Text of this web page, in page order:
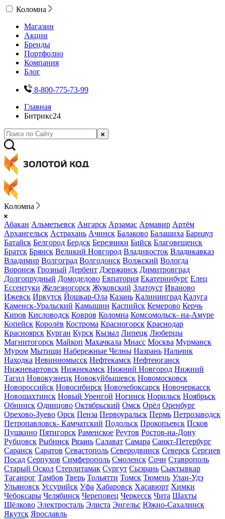
Коломна
Магазин
Акции
Бренды
Портфолио
Компания
Блог
8-800-775-73-99
Главная
Битрикс24
Коломна
Абакан Альметьевск Ангарск Арзамас Армавир Артём
Архангельск Астрахань Ачинск Балаково Балашиха Барнаул
Батайск Белгород Бердск Березники Бийск Благовещенск
Братск Брянск Великий Новгород Владивосток Владикавказ
Владимир Волгоград Волгодонск Волжский Вологда
Воронеж Грозный Дербент Дзержинск Димитровград
Долгопрудный Домодедово Евпатория Екатеринбург Елец
Ессентуки Железногорск Жуковский Златоуст Иваново
Ижевск Иркутск Йошкар-Ола Казань Калининград Калуга
Каменск-Уральский Камышин Каспийск Кемерово Керчь
Киров Кисловодск Ковров Коломна Комсомольск- на-Амуре
Копейск Королёв Кострома Красногорск Краснодар
Красноярск Курган Курск Кызыл Липецк Люберцы
Магнитогорск Майкоп Махачкала Миасс Москва Мурманск
Муром Мытищи Набережные Челны Назрань Нальчик
Находка Невинномысск Нефтекамск Нефтеюганск
Нижневартовск Нижнекамск Нижний Новгород Нижний
Тагил Новокузнецк Новокуйбышевск Новомосковск
Новороссийск Новосибирск Новочебоксарск Новочеркасск
Новошахтинск Новый Уренгой Ногинск Норильск Ноябрьск
Обнинск Одинцово Октябрьский Омск Орёл Оренбург
Орехово-Зуево Орск Пенза Первоуральск Пермь Петрозаводск
Петропавловск- Камчатский Подольск Прокопьевск Псков
Пушкино Пятигорск Раменское Реутов Ростов-на-Дону
Рубцовск Рыбинск Рязань Салават Самара Санкт-Петербург
Саранск Саратов Севастополь Северодвинск Северск Сергиев
Посад Серпухов Симферополь Смоленск Сочи Ставрополь
Старый Оскол Стерлитамак Сургут Сызрань Сыктывкар
Таганрог Тамбов Тверь Тольятти Томск Тюмень Улан-Удэ
Ульяновск Уссурийск Уфа Хабаровск Хасавюрт Химки
Чебоксары Челябинск Череповец Черкесск Чита Шахты
Щёлково Электросталь Элиста Энгельс Южно-Сахалинск
Якутск Ярославль